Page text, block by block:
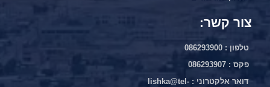
צור קשר:
טלפון : 086293900
פקס : 086293907
דואר אלקטרוני : lishka@tel-